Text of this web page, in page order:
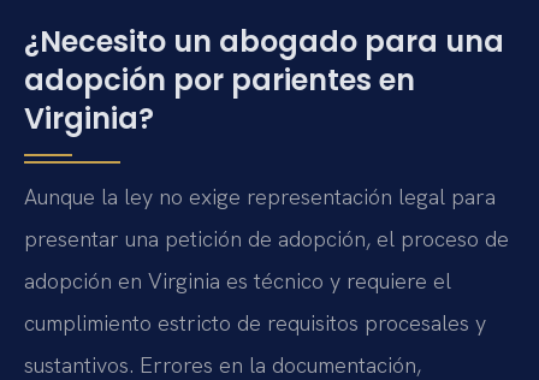
¿Necesito un abogado para una
adopción por parientes en
Virginia?
Aunque la ley no exige representación legal para
presentar una petición de adopción, el proceso de
adopción en Virginia es técnico y requiere el
cumplimiento estricto de requisitos procesales y
sustantivos. Errores en la documentación,